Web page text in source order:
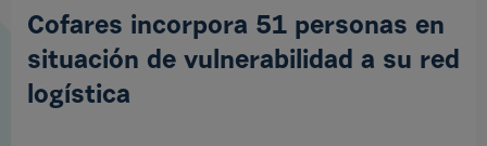
Cofares incorpora 51 personas en
situación de vulnerabilidad a su red
logística